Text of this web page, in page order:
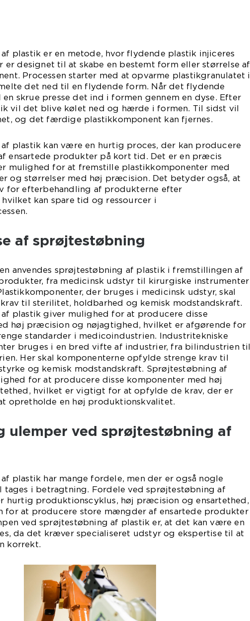
plastik er en metode, hvor flydende plastik injiceres
er designet til at skabe en bestemt form eller størrelse af
Processen starter med at opvarme plastikgranulatet i
det ned til en flydende form. Når det flydende
en skrue presse det ind i formen gennem en dyse. Efter
vil det blive kølet ned og hærde i formen. Til sidst vil
og det færdige plastikkomponent kan fjernes.
plastik kan være en hurtig proces, der kan producere
ensartede produkter på kort tid. Det er en præcis
mulighed for at fremstille plastikkomponenter med
og størrelser med høj præcision. Det betyder også, at
for efterbehandling af produkterne efter
kan spare tid og ressourcer i
af sprøjtestøbning
anvendes sprøjtestøbning af plastik i fremstillingen af
fra medicinsk udstyr til kirurgiske instrumenter
der bruges i medicinsk udstyr, skal
til sterilitet, holdbarhed og kemisk modstandskraft.
plastik giver mulighed for at producere disse
høj præcision og nøjagtighed, hvilket er afgørende for
standarder i medicoindustrien. Industritekniske
bruges i en bred vifte af industrier, fra bilindustrien til
Her skal komponenterne opfylde strenge krav til
og kemisk modstandskraft. Sprøjtestøbning af
for at producere disse komponenter med høj
hvilket er vigtigt for at opfylde de krav, der er
opretholde en høj produktionskvalitet.
ulemper ved sprøjtestøbning af
plastik har mange fordele, men der er også nogle
tages i betragtning. Fordele ved sprøjtestøbning af
hurtig produktionscyklus, høj præcision og ensartethed,
for at producere store mængder af ensartede produkter
ved sprøjtestøbning af plastik er, at det kan være en
da det kræver specialiseret udstyr og ekspertise til at
korrekt.